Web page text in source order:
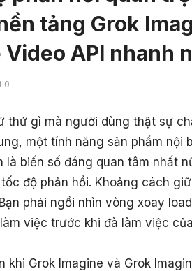
tảng Grok
Video API nhanh
0
thứ gì mà người dùng thật sự
một tính năng sản phẩm nội
là biến số đáng quan tâm nhất
độ phản hồi. Khoảng cách
phải ngồi nhìn vòng xoay
việc trước khi đà làm việc
khi Grok Imagine và Grok